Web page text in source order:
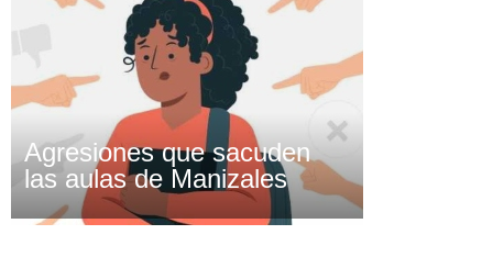
Agresiones que sacuden
las aulas de Manizales